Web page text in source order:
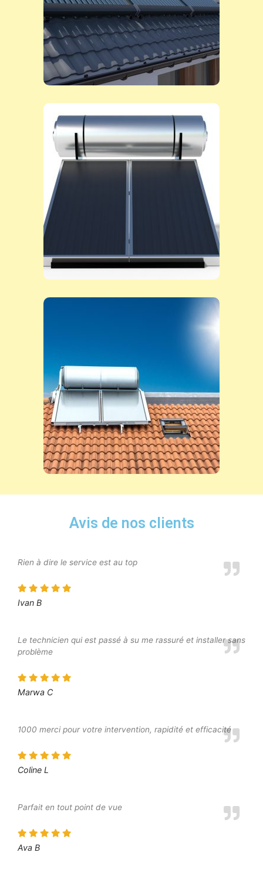
Avis de nos clients
Rien à dire le service est au top
Ivan B
Le technicien qui est passé à su me rassuré et installer sans
problème
Marwa C
1000 merci pour votre intervention, rapidité et efficacité
Coline L
Parfait en tout point de vue
Ava B